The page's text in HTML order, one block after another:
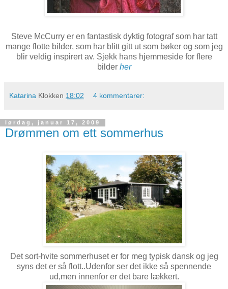
Steve McCurry er en fantastisk dyktig fotograf som har tatt
mange flotte bilder, som har blitt gitt ut som bøker og som jeg
blir veldig inspirert av. Sjekk hans hjemmeside for flere
bilder her
Katarina Klokken 18:02 4 kommentarer:
lørdag, januar 17, 2009
Drømmen om ett sommerhus
Det sort-hvite sommerhuset er for meg typisk dansk og jeg
syns det er så flott..Udenfor ser det ikke så spennende
ud,men innenfor er det bare lækkert.